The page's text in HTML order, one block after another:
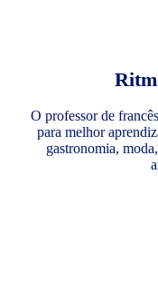
O professor de
para melhor
gastronomia,